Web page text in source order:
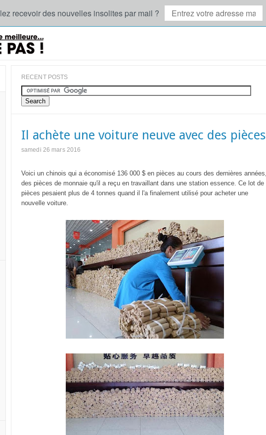
recevoir des nouvelles insolites par mail ?
RECENT POSTS
Il achète une voiture neuve avec des pièces
samedi 26 mars 2016
Voici un chinois qui a économisé 136 000 $ en pièces au cours des dernières années,
des pièces de monnaie qu'il a reçu en travaillant dans une station essence. Ce lot de
pièces pesaient plus de 4 tonnes quand il l'a finalement utilisé pour acheter une
nouvelle voiture.